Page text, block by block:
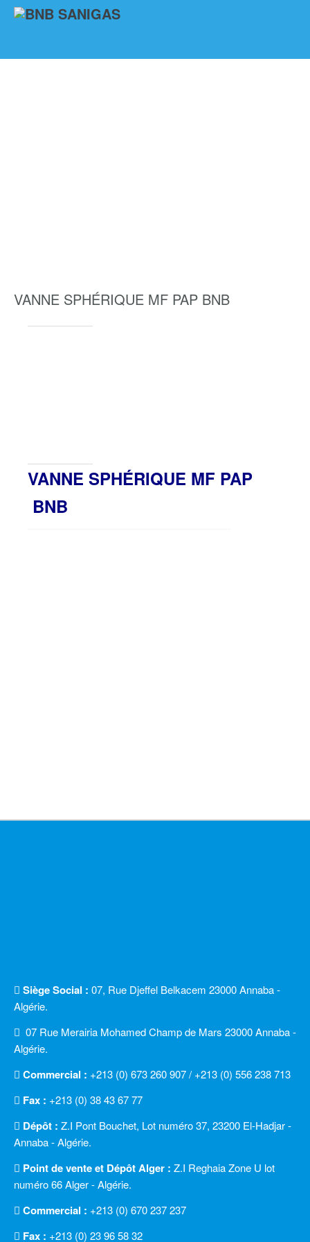
VANNE SPHÉRIQUE MF PAP BNB
VANNE SPHÉRIQUE MF PAP
BNB
Siège Social : 07, Rue Djeffel Belkacem 23000 Annaba -
Algérie.
07 Rue Merairia Mohamed Champ de Mars 23000 Annaba -
Algérie.
Commercial : +213 (0) 673 260 907 / +213 (0) 556 238 713
Fax : +213 (0) 38 43 67 77
Dépôt : Z.I Pont Bouchet, Lot numéro 37, 23200 El-Hadjar -
Annaba - Algérie.
Point de vente et Dépôt Alger : Z.I Reghaia Zone U lot
numéro 66 Alger - Algérie.
Commercial : +213 (0) 670 237 237
Fax : +213 (0) 23 96 58 32